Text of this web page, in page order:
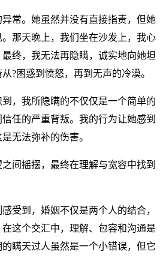
常。她虽然并没有直接指责，但她
那天晚上，我们坐在沙发上，我心
终，我无法再隐瞒，诚实地向她坦
?困惑到愤怒，再到无声的冷漠。
，我所隐瞒的不仅仅是一个简单的
任的严重背叛。我的行为让她感到
无法弥补的伤害。
间摇摆，最终在理解与宽容中找到
受到，婚姻不仅是两个人的结合，
这个交汇中，理解、包容和沟通是
瞒天过人虽然是一个小错误，但它